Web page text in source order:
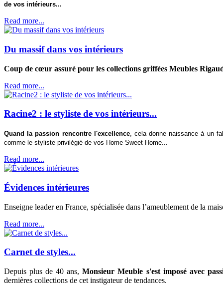
de vos intérieurs...
Read more...
Du massif dans vos intérieurs
Coup de cœur assuré pour les collections griffées Meubles
Read more...
Racine2 : le styliste de vos intérieurs...
Quand la passion rencontre l'excellence, cela donne naissance à un
comme le styliste privilégié de vos Home Sweet Home...
Read more...
Évidences intérieures
Enseigne leader en France, spécialisée dans l’ameublement de la
Read more...
Carnet de styles...
Depuis plus de 40 ans,Monsieur Meuble s'est imposé avec
dernières collections de cet instigateur de tendances.